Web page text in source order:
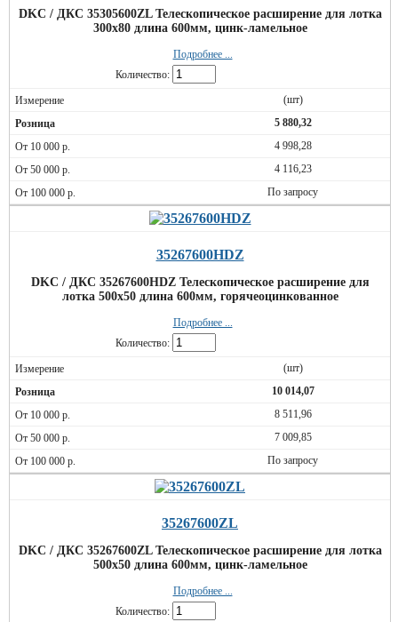
DKC / ДКС 35305600ZL Телескопическое расширение для лотка
300х80 длина 600мм, цинк-ламельное
Подробнее ...
Количество:
(шт)
5 880,32
4 998,28
4 116,23
По запросу
35267600HDZ
DKC / ДКС 35267600HDZ Телескопическое расширение для
лотка 500х50 длина 600мм, горячеоцинкованное
Подробнее ...
Количество:
(шт)
10 014,07
8 511,96
7 009,85
По запросу
35267600ZL
DKC / ДКС 35267600ZL Телескопическое расширение для лотка
500х50 длина 600мм, цинк-ламельное
Подробнее ...
Количество: